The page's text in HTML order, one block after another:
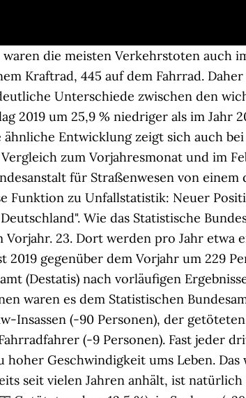
Verkehrsunfälle. 35,5 Prozent der Autobahnunfälle waren auf nicht angepasste Geschwindigkeit zurückzuführen. Im Jahr 2019 sind in Deutschland 3 046 Menschen bei Straßenverkehrsunfällen gestorben – das ist der niedrigste Stand seit mehr als 60 Jahren. Update, 27.12., 15.15 Uhr: Die Debatte über ein generelles Tempolimit auf deutschen Autobahnen reißt nicht ab. Zwischen März und Juni 2020 sank die Zahl der Autobahnunfälle, bei denen Personen getötet oder verletzt wurden, gegenüber dem Vorjahreszeitraum um 39,3 Prozent von knapp 6.600 Unfällen auf rund 4.000. Deutschland hatte laut der aktuellen Unfallstatistik 2019 des Statistischen Bundesamts (Destatis) 3046 Verkehrstote zu beklagen – das ist der niedrigste Stand seit mehr als 60 Jahren. Pickup GMC Sierra Denali mit Super Cruise. Weitere Informationen dazu in unserer Datenschutzerklärung. Verkehrstote autobahn 2020. 6,7 Prozent aller Unfälle mit Personenschaden und 11,7 Prozent aller Getöteten wurden auf Autobahnen gezählt. Zu schnelles Fahren auf Autobahnen ist einer der Hauptgründe für tödliche Unfälle - das zeigt die amtliche Unfallstatistik für 2018. Vor allem der Anteil der in Autos Getöteten ist weiter gesunken. Die Zahl der verletzten Fahrradfahrerinnen und -fahrer blieb fast auf dem Vorjahresniveau: Der Rückgang betrug hier nur 0,8 Prozent. Dennoch haben 2019 in Deutschland 3.059 Menschen bei Unfällen im Straßenverkehr ihr Leben verloren. Das Zwischenziel, bis 2020 die Verkehrstoten um 40 Prozent gegenüber 2010 zu verringern, wurde jedoch deutlich verfehlt. Die positive Entwicklung geht auch 2020 weiter, wie der Tüv-Verband feststellt. Der bisherige Tiefststand lag nach Zahlen des Statistischen Bundesamts bei 3046 Verkehrstoten im Jahr 2019. Das Statistische Bundesamt zählt in der Unfallstatistik 2019 so wenig Verkehrstote wie nie zuvor. Allerdings ist die Fahrrad-Saison in den vergangenen Jahren länger geworden. Bei knapp 81.000 Unfällen gab es Tote oder Verletzte, bei etwa 589.000 Unfällen blieb es bei Sachschaden. Bei Verkehrsunfällen immer die Polizei rufen? In den übrigen Bundesländern kamen weniger Personen im Straßenverkehr zu Tode. Tempolimits in Europa: Übersicht & Strafen Demnach erreichte die Zahl der Verkehrstoten auf deutschen Straßen im Jahr 2019 den niedrigsten Stand seit Beginn der Statistik vor mehr als 60 Jahren. German Road Safety Council Auguststr. Damit ging die Zahl der Verkehrstoten im Vergleich zu den ersten neun Monaten des Jahres 2019 um 10,3 Prozent beziehungsweise 240 Personen zurück. Unfall-Szenarien auf der Autobahn (Video): Unfallstatistik 2019: Tiefststand bei der Zahl an Verkehrstoten in Deutschland. All rights reserved. Diese Assistenzsysteme sind ab 2022 vorgeschrieben. 27/2019 67 Kommentare Die Diskussion um ein Autobahn-Tempolimit kommt immer wieder auf, im Moment wird vor allem über die Klimabilanz gesprochen . Dienstag, 10.12.2019, 11:39. Deutschland habe „mit die sichersten Autobahnen der Welt“. 417 waren laut der Unfallstatistik 2019 Fußgänger und 152 Insassen von Güterkraftfahrzeugen. Die Zahl